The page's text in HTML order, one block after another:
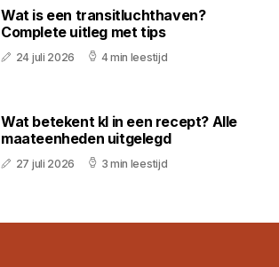
Wat is een transitluchthaven?
Complete uitleg met tips
24 juli 2026 4 min leestijd
Wat betekent kl in een recept? Alle
maateenheden uitgelegd
27 juli 2026 3 min leestijd